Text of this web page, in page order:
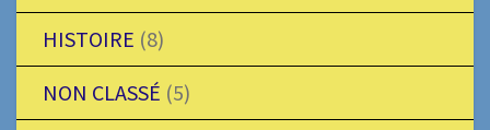
HISTOIRE (8)
NON CLASSÉ (5)